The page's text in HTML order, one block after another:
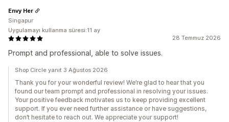
28 Temmuz 2026
Prompt and professional, able to solve issues.
Envy Her
Singapur
Uygulamayı kullanma süresi:11 ay
Shop Circle yanıt 3 Ağustos 2026
Thank you for your wonderful review! We’re glad to hear that you
found our team prompt and professional in resolving your issues.
Your positive feedback motivates us to keep providing excellent
support. If you ever need further assistance or have suggestions,
don’t hesitate to reach out. We appreciate your support!